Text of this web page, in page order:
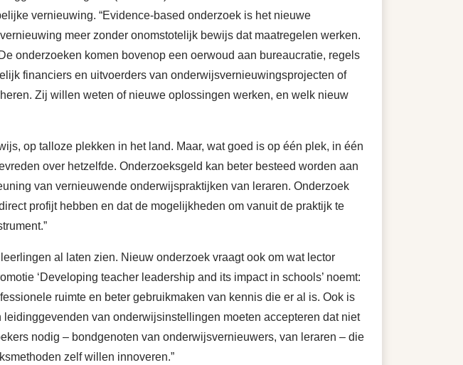
vernieuwing. “Evidence-based onderzoek is het nieuwe
meer zonder onomstotelijk bewijs dat maatregelen werken.
onderzoeken komen bovenop een oerwoud aan bureaucratie, regels
financiers en uitvoerders van onderwijsvernieuwingsprojecten of
Zij willen weten of nieuwe oplossingen werken, en welk nieuw
op talloze plekken in het land. Maar, wat goed is op één plek, in één
over hetzelfde. Onderzoeksgeld kan beter besteed worden aan
van vernieuwende onderwijspraktijken van leraren. Onderzoek
profijt hebben en dat de mogelijkheden om vanuit de praktijk te
al laten zien. Nieuw onderzoek vraagt ook om wat lector
‘Developing teacher leadership and its impact in schools’ noemt:
ruimte en beter gebruikmaken van kennis die er al is. Ook is
van onderwijsinstellingen moeten accepteren dat niet
nodig – bondgenoten van onderwijsvernieuwers, van leraren – die
zelf willen innoveren.”